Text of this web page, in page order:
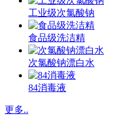
工业级次氯酸钠
食品级洗洁精
次氯酸钠漂白水
84消毒液
更多..